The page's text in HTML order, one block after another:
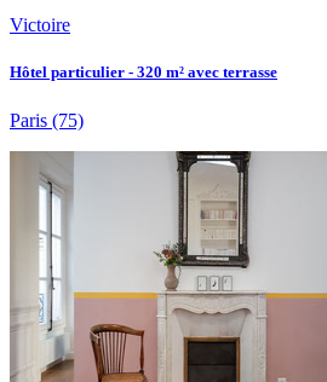
Victoire
Hôtel particulier - 320 m² avec terrasse
Paris (75)